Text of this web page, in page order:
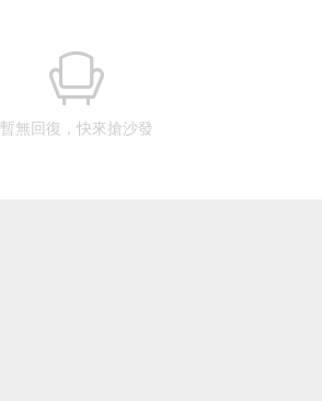
暫無回復，快來搶沙發